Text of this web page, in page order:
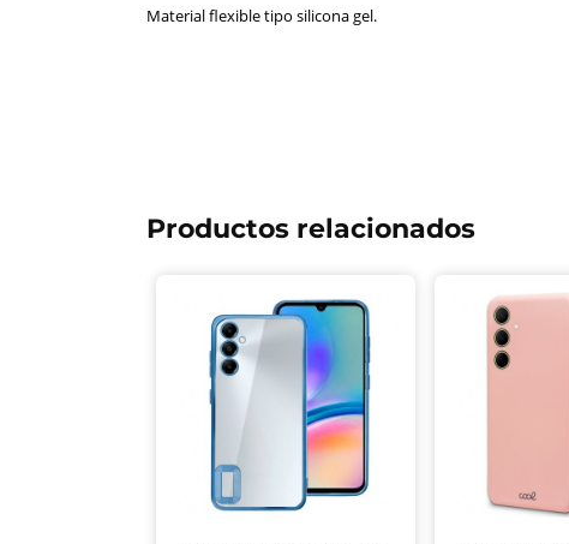
Material flexible tipo silicona gel.
Productos relacionados